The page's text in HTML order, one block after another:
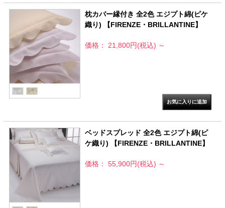
枕カバー縁付き 全2色 エジプト綿(ピケ
織り) 【FIRENZE・BRILLANTINE】
価格： 21,800円(税込) ～
ベッドスプレッド 全2色 エジプト綿(ピ
ケ織り) 【FIRENZE・BRILLANTINE】
価格： 55,900円(税込) ～